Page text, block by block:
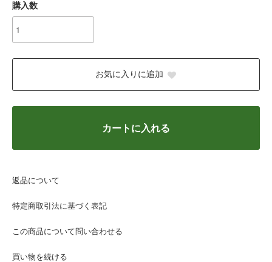
購入数
お気に入りに追加
カートに入れる
返品について
特定商取引法に基づく表記
この商品について問い合わせる
買い物を続ける